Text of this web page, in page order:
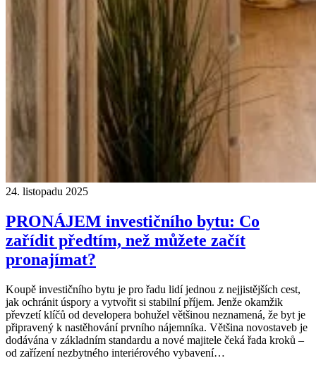
24. listopadu 2025
PRONÁJEM investičního bytu: Co
zařídit předtím, než můžete začít
pronajímat?
Koupě investičního bytu je pro řadu lidí jednou z nejjistějších cest,
jak ochránit úspory a vytvořit si stabilní příjem. Jenže okamžik
převzetí klíčů od developera bohužel většinou neznamená, že byt je
připravený k nastěhování prvního nájemníka. Většina novostaveb je
dodávána v základním standardu a nové majitele čeká řada kroků –
od zařízení nezbytného interiérového vybavení…